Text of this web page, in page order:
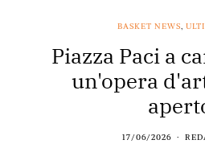
BASKET NEWS,
Piazza Paci a
un'opera
17/06/2026